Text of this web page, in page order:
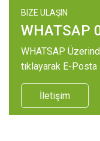
BIZE ULAŞIN
WHATSAP
WHATSAP
tıklayarak E-
İletişim